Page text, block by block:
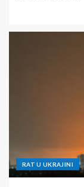
RAT U UKRAJINI